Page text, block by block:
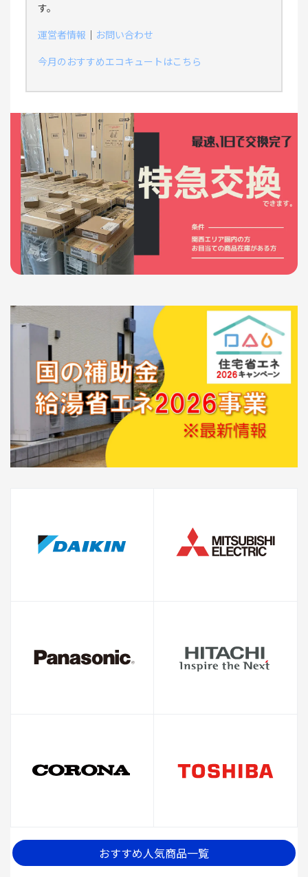
す。
運営者情報 ｜ お問い合わせ
今月のおすすめエコキュートはこちら
おすすめ人気商品一覧